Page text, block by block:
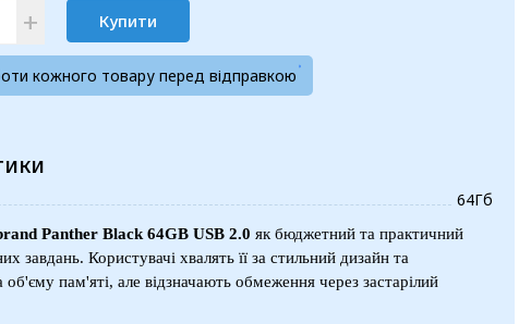
+ Купити
кожного товару перед відправкою
64Гб
Panther Black 64GB USB 2.0 як бюджетний та практичний
завдань. Користувачі хвалять її за стильний дизайн та
об'єму пам'яті, але відзначають обмеження через застарілий